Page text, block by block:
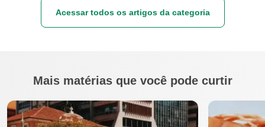
Acessar todos os artigos da categoria
Mais matérias que você pode curtir